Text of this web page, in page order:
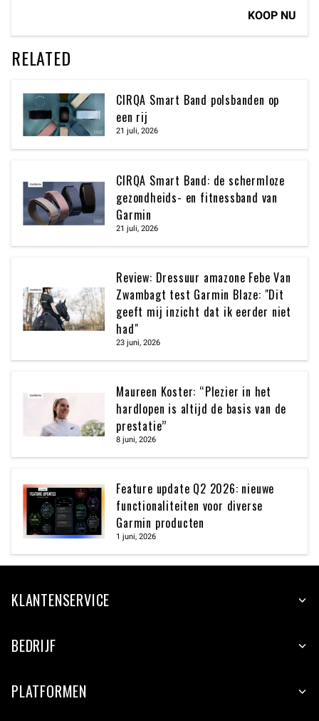
KOOP NU
RELATED
CIRQA Smart Band polsbanden op
een rij
21 juli, 2026
CIRQA Smart Band: de schermloze
gezondheids- en fitnessband van
Garmin
21 juli, 2026
Review: Dressuur amazone Febe Van
Zwambagt test Garmin Blaze: "Dit
geeft mij inzicht dat ik eerder niet
had"
23 juni, 2026
Maureen Koster: “Plezier in het
hardlopen is altijd de basis van de
prestatie”
8 juni, 2026
Feature update Q2 2026: nieuwe
functionaliteiten voor diverse
Garmin producten
1 juni, 2026
KLANTENSERVICE
BEDRIJF
PLATFORMEN